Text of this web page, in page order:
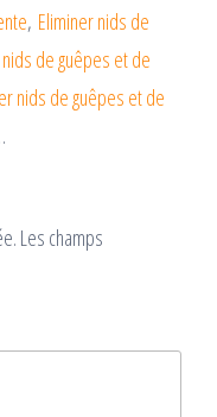
, Eliminer nids de
de guêpes et de
nids de guêpes et de
Les champs